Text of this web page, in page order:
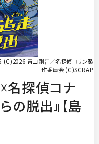
(C)2026 青山剛昌／名探偵コナン製
作委員会 (C)SCRAP
名探偵コナ
の脱出』【島